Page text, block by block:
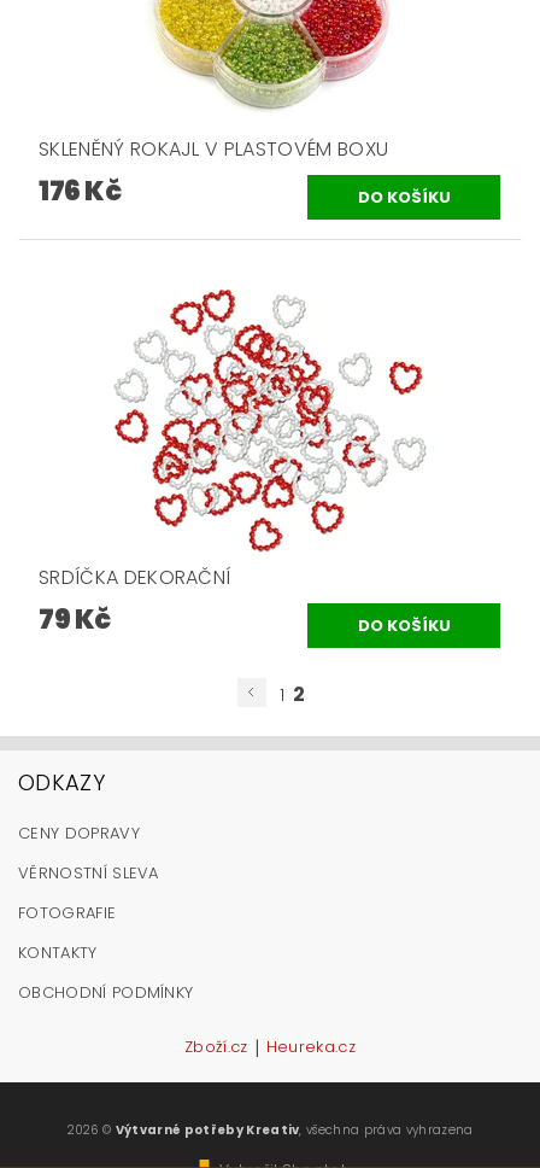
SKLENĚNÝ ROKAJL V PLASTOVÉM BOXU
176 Kč
SRDÍČKA DEKORAČNÍ
79 Kč
1 2
ODKAZY
CENY DOPRAVY
VĚRNOSTNÍ SLEVA
FOTOGRAFIE
KONTAKTY
OBCHODNÍ PODMÍNKY
Zboží.cz | Heureka.cz
2026 © Výtvarné potřeby Kreativ, všechna práva vyhrazena